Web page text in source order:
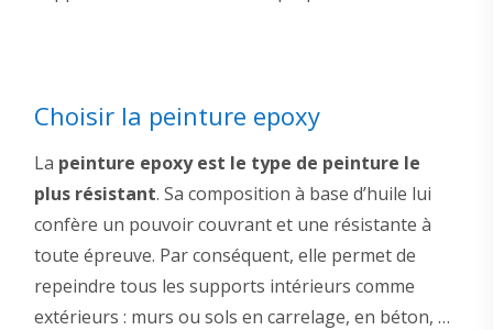
Choisir la peinture epoxy
La peinture epoxy est le type de peinture le
plus résistant. Sa composition à base d’huile lui
confère un pouvoir couvrant et une résistante à
toute épreuve. Par conséquent, elle permet de
repeindre tous les supports intérieurs comme
extérieurs : murs ou sols en carrelage, en béton, …